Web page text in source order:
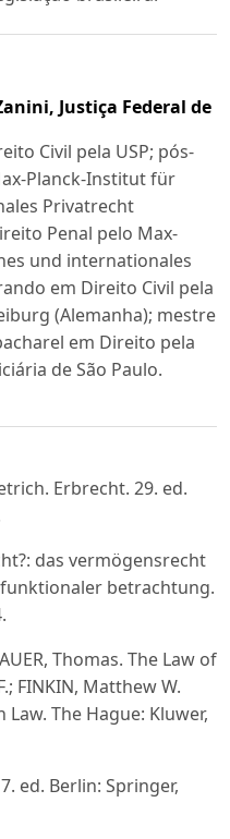
Justiça Federal de
Civil pela USP; pós-
Planck-Institut für
Privatrecht
Penal pelo Max-
und internationales
em Direito Civil pela
(Alemanha); mestre
em Direito pela
de São Paulo.
Erbrecht. 29. ed.
das vermögensrecht
betrachtung.
Thomas. The Law of
FINKIN, Matthew W.
The Hague: Kluwer,
ed. Berlin: Springer,